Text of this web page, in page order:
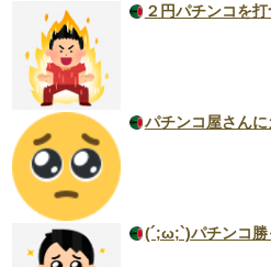
２円パチンコを打
パチンコ屋さん
(´;ω;`)パチンコ